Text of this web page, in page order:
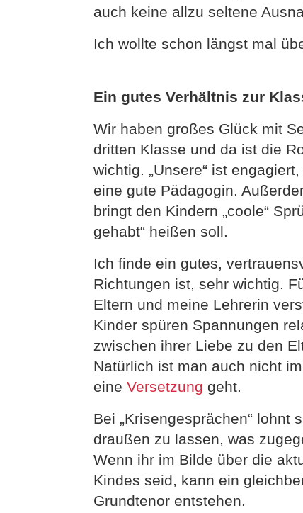
auch keine allzu seltene
Ich wollte schon längst mal
Ein gutes Verhältnis zur
Wir haben großes Glück mit
dritten Klasse und da ist die
wichtig. „Unsere“ ist
eine gute Pädagogin.
bringt den Kindern „coole“
gehabt“ heißen soll.
Ich finde ein gutes,
Richtungen ist, sehr wichtig.
Eltern und meine Lehrerin
Kinder spüren Spannungen
zwischen ihrer Liebe zu den
Natürlich ist man auch nicht
eine Versetzung geht.
Bei „Krisengesprächen“ lohnt
draußen zu lassen, was
Wenn ihr im Bilde über die
Kindes seid, kann ein
Grundtenor entstehen.